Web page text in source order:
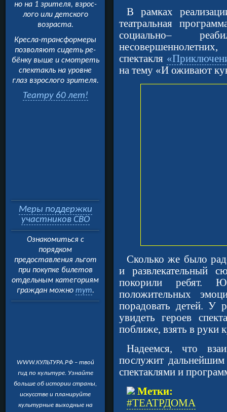
но на 1 зрителя, взрос­
лого или детского
возраста.
Кресла-трансформеры
позволяют сидеть ре­
бёнку выше и смотреть
спектакль на уровне
глаз взрослого зрителя.
Театру 60 лет!
Меры поддержки
участников СВО
Ознакомиться с
порядком
предоставления льгот
при покупке билетов
отдельным категориям
граждан можно тут.
WWW.КУЛЬТУРА.РФ – твой
гид по культуре. Узнайте
больше об истории страны,
искусстве и планируйте
культурные выходные на
В рамках
театральная
социально–
спектакля
на тему «И оживают
Сколько же было
и развлекательный
покорили ребят.
положительных
порадовать детей. У
увидеть героев
поближе, взять в руки
Надеемся, что
послужит
спектаклями и
Метки:
#ТЕАТРДОМА